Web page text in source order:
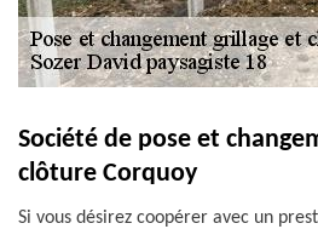
Société de pose et
clôture Corquoy
Si vous désirez coopérer avec un